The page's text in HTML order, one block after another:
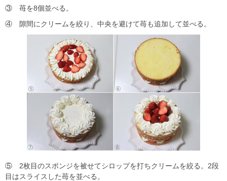
③ 苺を8個並べる。
④ 隙間にクリームを絞り、中央を避けて苺も追加して並べる。
⑤ 2枚目のスポンジを被せてシロップを打ちクリームを絞る。2段
目はスライスした苺を並べる。